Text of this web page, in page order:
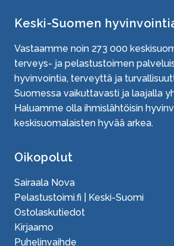
Keski-Suomen
Vastaamme noin 273 000
terveys- ja pelastustoimen
hyvinvointia, terveyttä ja
Suomessa vaikuttavasti ja laajalla
Haluamme olla ihmislähtöisin
keskisuomalaisten hyvää arkea.
Oikopolut
Sairaala Nova
Pelastustoimi.fi | Keski-Suomi
Ostolaskutiedot
Kirjaamo
Puhelinvaihde